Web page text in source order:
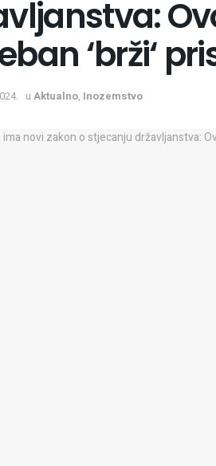
‘brži‘
u Aktualno, Inozemstvo